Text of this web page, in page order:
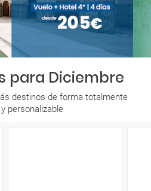
para Diciembre
destinos de forma totalmente
personalizable